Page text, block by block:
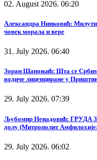
02. August 2026. 06:20
Александра Нинковић:
човек морала и вере
31. July 2026. 06:40
Зоран Шапоњић: Шта се
водиче лиценциране у
29. July 2026. 07:39
Љубомир Ненадовић: ГРУДА
долу (Митрополит
29. July 2026. 06:02